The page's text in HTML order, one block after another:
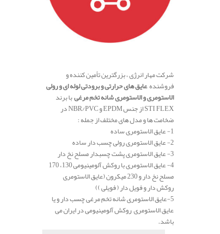
شرکت مهار انرژی ، بزرگترین تأمین کننده و
فروشندهعایق های حرارتی و برودتی لوله ای و رولی
الاستومری و الاستومری شانه تخم مرغیبا برند
STI FLEX از جنس EPDM و NBR/PVC در
ضخامت ها و مدل های مختلف از جمله :
1- عایق الاستومری ساده
2- عایق الاستومری رولی چسب دار ساده
3- عایق الاستومری پشت چسبدار مسلح نخ دار
4- عایق الاستومری با روکش آلومینیومی 130، 170
مسلح نخ دار و 230 میکرون (عایق الاستومری
روکش دار و فویل دار ( فویلی ))
5-عایق الاستومری شانه تخم مرغی چسب دار و یا
عایق الاستومری روکش آلومینیومی در ایران می
باشد.